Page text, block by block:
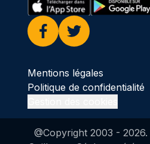
Facebook
Twitter
Mentions légales
Politique de confidentialité
@Copyright 2003 - 2026.